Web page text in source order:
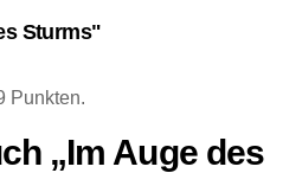
Sturms"
Punkten.
„Im Auge des